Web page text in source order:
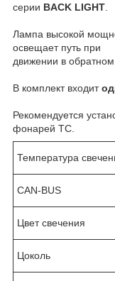
серии BACK LIGHT
Лампа высокой
освещает путь при
движении в
В комплект входит
Рекомендуется
фонарей ТС.
Температура
CAN-BUS
Цвет свечения
Цоколь